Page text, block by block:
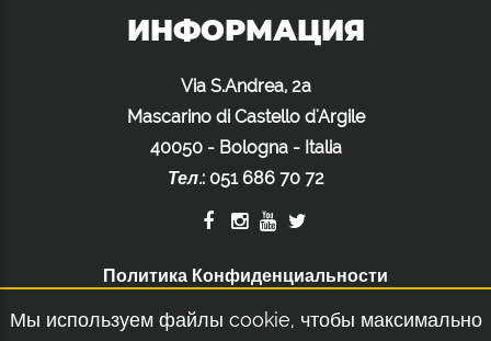
ИНФОРМАЦИЯ
Via S.Andrea, 2a
Mascarino di Castello d'Argile
40050 - Bologna - Italia
Тел.: 051 686 70 72
Политика Конфиденциальности
Политика Использования Файлов Cookie
Мы используем файлы cookie, чтобы максимально